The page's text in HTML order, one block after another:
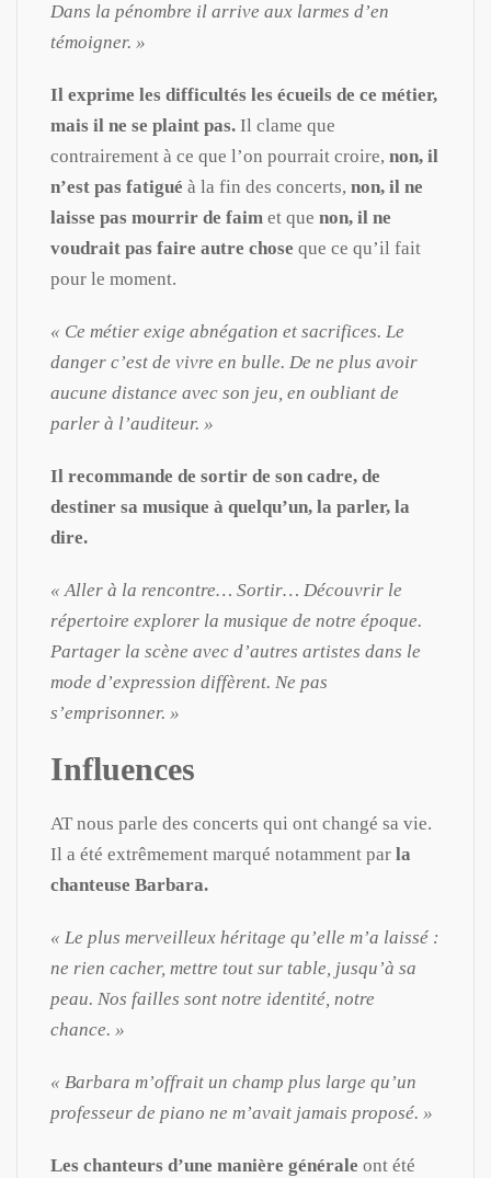
Dans la pénombre il arrive aux larmes d’en
témoigner. »
Il exprime les difficultés les écueils de ce métier,
mais il ne se plaint pas. Il clame que
contrairement à ce que l’on pourrait croire, non, il
n’est pas fatigué à la fin des concerts, non, il ne
laisse pas mourrir de faim et que non, il ne
voudrait pas faire autre chose que ce qu’il fait
pour le moment.
« Ce métier exige abnégation et sacrifices. Le
danger c’est de vivre en bulle. De ne plus avoir
aucune distance avec son jeu, en oubliant de
parler à l’auditeur. »
Il recommande de sortir de son cadre, de
destiner sa musique à quelqu’un, la parler, la
dire.
« Aller à la rencontre… Sortir… Découvrir le
répertoire explorer la musique de notre époque.
Partager la scène avec d’autres artistes dans le
mode d’expression diffèrent. Ne pas
s’emprisonner. »
Influences
AT nous parle des concerts qui ont changé sa vie.
Il a été extrêmement marqué notamment par la
chanteuse Barbara.
« Le plus merveilleux héritage qu’elle m’a laissé :
ne rien cacher, mettre tout sur table, jusqu’à sa
peau. Nos failles sont notre identité, notre
chance. »
« Barbara m’offrait un champ plus large qu’un
professeur de piano ne m’avait jamais proposé. »
Les chanteurs d’une manière générale ont été